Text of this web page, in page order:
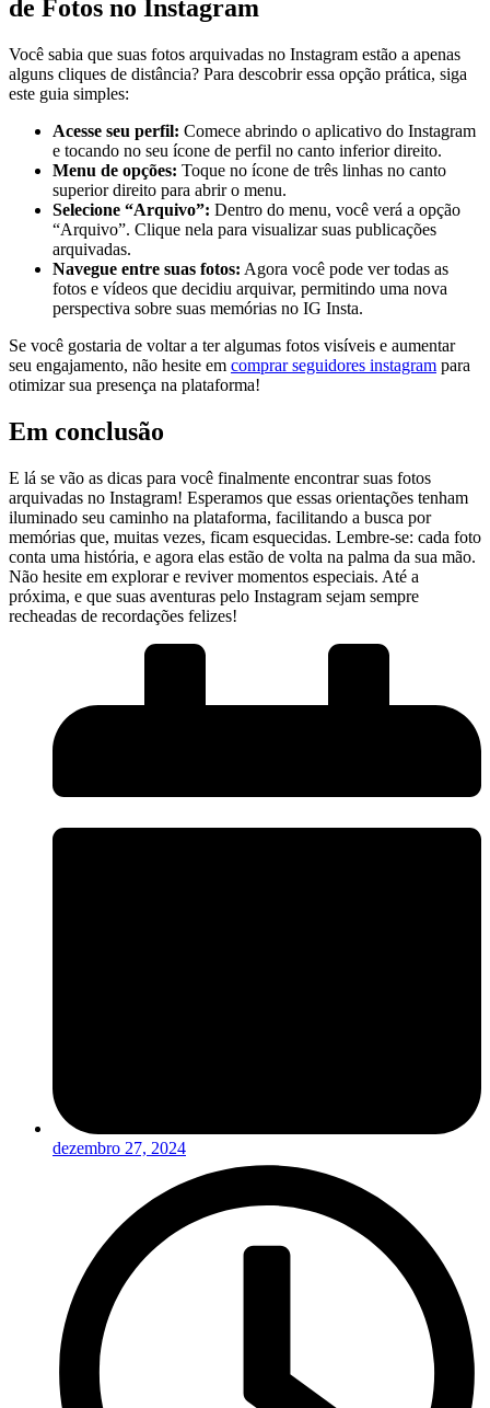
de ⁤Fotos no Instagram
Você sabia⁤ que suas fotos arquivadas no Instagram ‌estão a apenas‍
alguns cliques de distância? Para descobrir essa opção prática, ​siga
este guia simples:
Acesse seu perfil: Comece abrindo o aplicativo do⁢ Instagram
e tocando no seu ícone de perfil ⁢no canto inferior⁤ direito.
Menu ‍de opções: Toque no ícone de três linhas no ⁢canto
superior direito para abrir o menu.
Selecione‌ “Arquivo”: Dentro do ⁤menu, você verá a ⁢opção⁣
“Arquivo”. Clique nela para visualizar ⁣suas publicações
arquivadas.
Navegue entre suas fotos: Agora ⁢você​ pode⁤ ver ⁣todas as
fotos e vídeos que decidiu arquivar, permitindo uma⁣ nova
perspectiva sobre suas memórias no IG Insta.
Se você gostaria⁤ de voltar a‌ ter‌ algumas fotos visíveis e ‌aumentar
seu engajamento, ​não ⁣hesite ⁣em comprar seguidores ‍instagram para
otimizar sua presença na plataforma!
Em conclusão
E lá ​se⁢ vão as dicas ‌para você finalmente encontrar suas fotos​
arquivadas no Instagram! Esperamos que essas‍ orientações tenham
iluminado seu caminho ‍na plataforma, facilitando a​ busca por⁤
memórias que, ⁤muitas vezes, ficam ​esquecidas. ⁣Lembre-se: ‍cada​ foto
‌conta ‌uma história, ⁣e ‍agora elas estão ​de ⁤volta na ⁤palma da sua​ mão.
Não hesite em​ explorar⁣ e reviver momentos ‌especiais. Até a
próxima,⁣ e que suas aventuras pelo Instagram⁤ sejam⁣ sempre
recheadas de recordações felizes!
dezembro 27, 2024